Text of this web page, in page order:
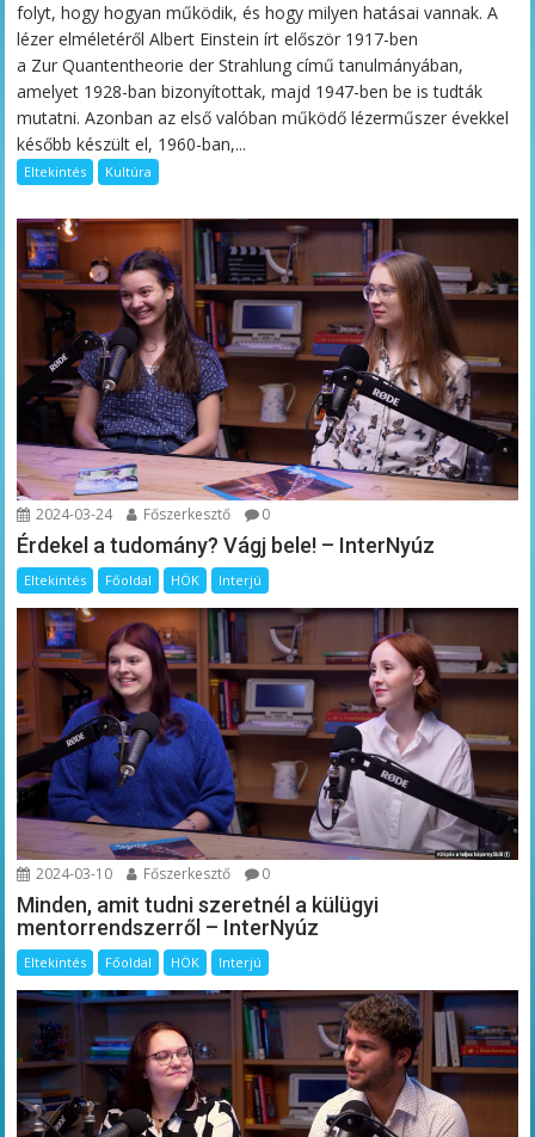
folyt, hogy hogyan működik, és hogy milyen hatásai vannak. A
lézer elméletéről Albert Einstein írt először 1917-ben
a Zur Quantentheorie der Strahlung című tanulmányában,
amelyet 1928-ban bizonyítottak, majd 1947-ben be is tudták
mutatni. Azonban az első valóban működő lézerműszer évekkel
később készült el, 1960-ban,...
Eltekintés Kultúra
2024-03-24 Főszerkesztő 0
Érdekel a tudomány? Vágj bele! – InterNyúz
Eltekintés Főoldal HÖK Interjú
2024-03-10 Főszerkesztő 0
Minden, amit tudni szeretnél a külügyi
mentorrendszerről – InterNyúz
Eltekintés Főoldal HÖK Interjú